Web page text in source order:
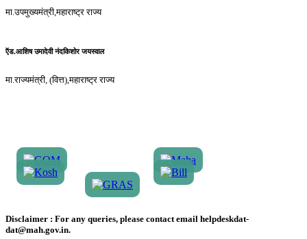
मा.उपमुख्यमंत्री,महाराष्ट्र राज्य
ऍड.आशिष उमादेवी नंदकिशोर जयस्वाल
मा.राज्यमंत्री, (वित्त),महाराष्ट्र राज्य
Disclaimer : For any queries, please contact email helpdeskdat-
dat@mah.gov.in.